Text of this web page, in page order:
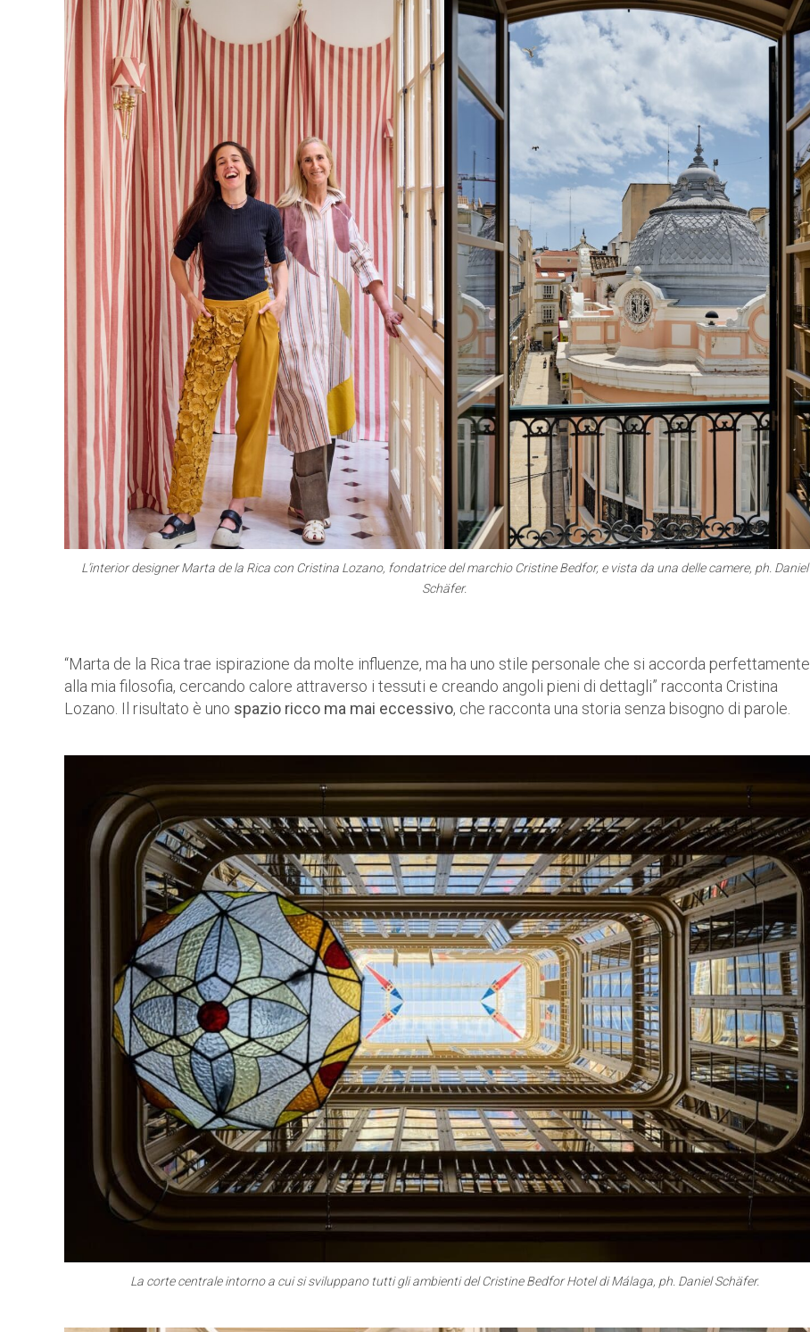
L’interior designer Marta de la Rica con Cristina Lozano, fondatrice del marchio Cristine Bedfor, e vista da una delle camere, ph. Daniel
Schäfer.
“Marta de la Rica trae ispirazione da molte influenze, ma ha uno stile personale che si accorda perfettamente
alla mia filosofia, cercando calore attraverso i tessuti e creando angoli pieni di dettagli” racconta Cristina
Lozano. Il risultato è uno spazio ricco ma mai eccessivo, che racconta una storia senza bisogno di parole.
La corte centrale intorno a cui si sviluppano tutti gli ambienti del Cristine Bedfor Hotel di Málaga, ph. Daniel Schäfer.